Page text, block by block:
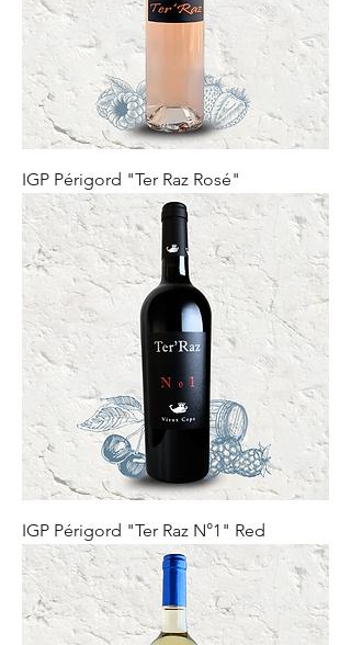
IGP Périgord "Ter Raz Rosé"
IGP Périgord "Ter Raz N°1" Red